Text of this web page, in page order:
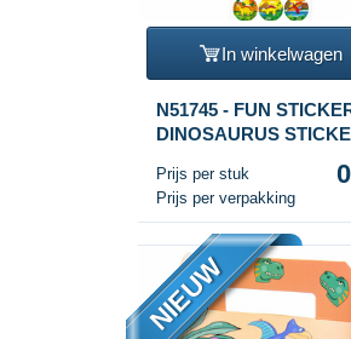
In winkelwagen
N51745 - FUN
DINOSAURUS
(10st.)
Prijs per stuk
Prijs per verpakking
NIEUW